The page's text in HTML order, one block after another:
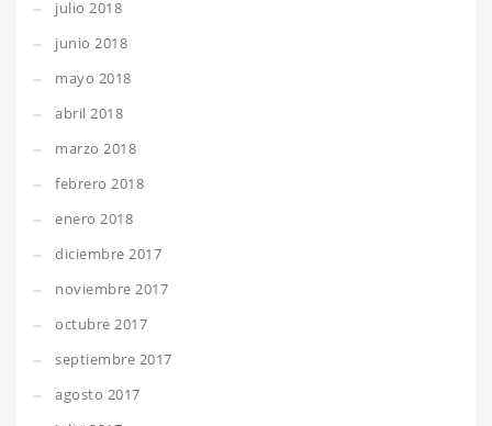
julio 2018
junio 2018
mayo 2018
abril 2018
marzo 2018
febrero 2018
enero 2018
diciembre 2017
noviembre 2017
octubre 2017
septiembre 2017
agosto 2017